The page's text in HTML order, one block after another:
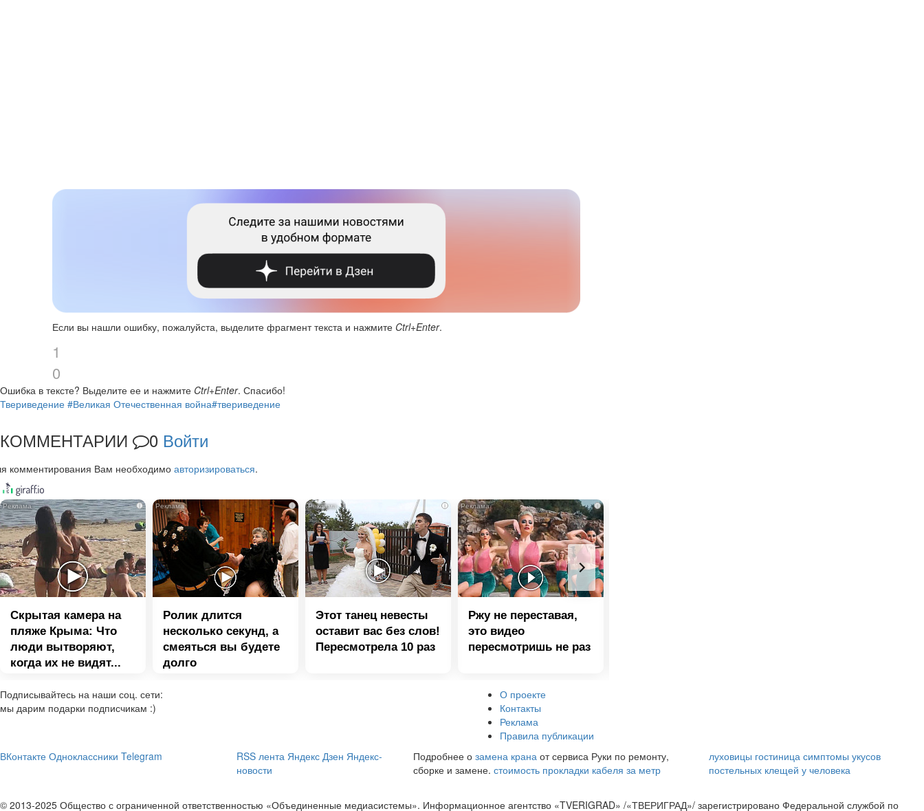
Если вы нашли ошибку, пожалуйста, выделите фрагмент текста и нажмите Ctrl+Enter.
1
0
Ошибка в тексте? Выделите ее и нажмите Ctrl+Enter. Спасибо!
Твериведение #Великая Отечественная война#твериведение
КОММЕНТАРИИ 0 Войти
комментирования Вам необходимо авторизироваться.
i
Скрытая камера на
пляже Крыма: Что
люди вытворяют,
когда их не видят...
i
Ролик длится
несколько секунд, а
смеяться вы будете
долго
i
Этот танец невесты
оставит вас без слов!
Пересмотрела 10 раз
i
Ржу не переставая,
это видео
пересмотришь не раз
О проекте
Контакты
Реклама
Правила публикации
Подписывайтесь на наши соц. сети:
мы дарим подарки подписчикам :)
ВКонтакте Одноклассники Telegram RSS лента Яндекс Дзен Яндекс-
новости
Подробнее озамена крана от сервиса Руки по ремонту,
сборке и замене.стоимость прокладки кабеля за метр
луховицы гостиница симптомы укусов
постельных клещей у человека
© 2013-2025 Общество с ограниченной ответственностью «Объединенные медиасистемы». Информационное агентство «TVERIGRAD» /«ТВЕРИГРАД»/ зарегистрировано Федеральной службой по